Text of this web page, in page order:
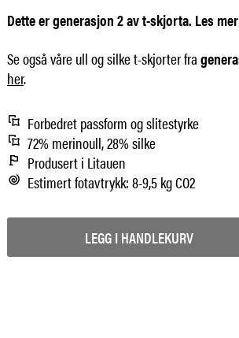
Dette er generasjon 2 av t-skjorta. Les
Se også våre ull og silke t-skjorter fra
her.
Forbedret passform og slitestyrke
72% merinoull, 28% silke
Produsert i Litauen
Estimert fotavtrykk: 8-9,5 kg CO2
LEGG I HANDLEKURV